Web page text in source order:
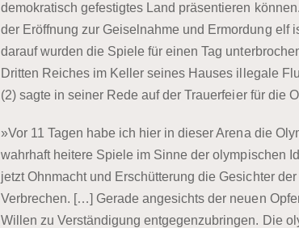
demokratisch gefestigtes Land präsentieren
der Eröffnung zur Geiselnahme und Ermordung elf
darauf wurden die Spiele für einen Tag
Dritten Reiches im Keller seines Hauses illegale
(2) sagte in seiner Rede auf der Trauerfeier für die
»Vor 11 Tagen habe ich hier in dieser Arena die
wahrhaft heitere Spiele im Sinne der olympischen
jetzt Ohnmacht und Erschütterung die Gesichter
Verbrechen. […] Gerade angesichts der neuen
Willen zu Verständigung entgegenzubringen. Die